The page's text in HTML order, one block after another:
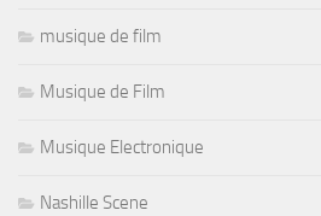
musique de film
Musique de Film
Musique Electronique
Nashille Scene